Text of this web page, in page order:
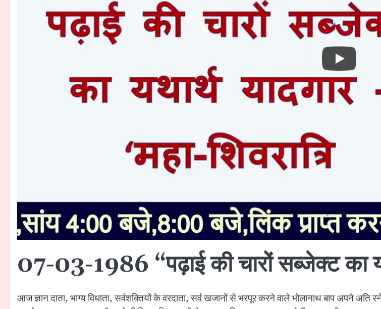
07-03-1986 “पढ़ाई की चारों सब्जेक्ट का
आज ज्ञान दाता, भाग्य विधाता, सर्वशक्तियों के वरदाता, सर्व खजानों से भरपूर करने वाले भोलानाथ बाप अपने